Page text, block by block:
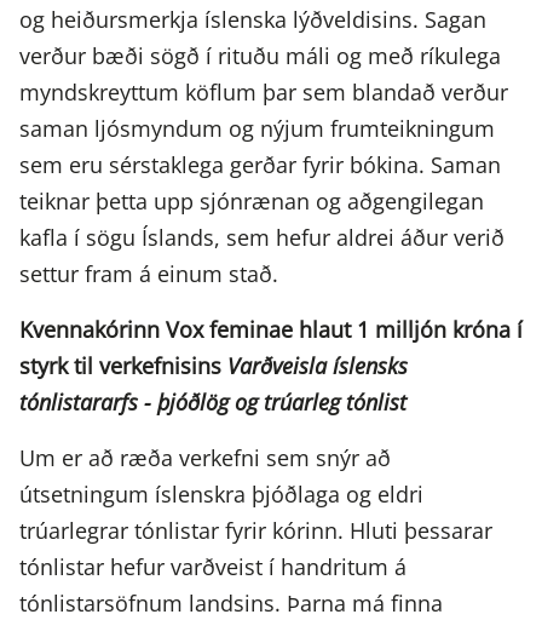
og heiðursmerkja íslenska lýðveldisins. Sagan
verður bæði sögð í rituðu máli og með ríkulega
myndskreyttum köflum þar sem blandað verður
saman ljósmyndum og nýjum frumteikningum
sem eru sérstaklega gerðar fyrir bókina. Saman
teiknar þetta upp sjónrænan og aðgengilegan
kafla í sögu Íslands, sem hefur aldrei áður verið
settur fram á einum stað.
Kvennakórinn Vox feminae hlaut 1 milljón króna í
styrk til verkefnisins Varðveisla íslensks
tónlistararfs - þjóðlög og trúarleg tónlist
Um er að ræða verkefni sem snýr að
útsetningum íslenskra þjóðlaga og eldri
trúarlegrar tónlistar fyrir kórinn. Hluti þessarar
tónlistar hefur varðveist í handritum á
tónlistarsöfnum landsins. Þarna má finna